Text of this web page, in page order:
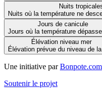
Nuits
Nuits où la température ne
Jours de canicule
Jours où la température
Élévation niveau mer
Élévation prévue du niveau de
Une initiative par Bonpote.com
Soutenir le projet